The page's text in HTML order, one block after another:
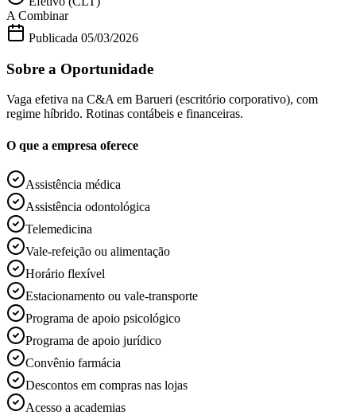
A Combinar
Publicada 05/03/2026
Sobre a Oportunidade
Vaga efetiva na C&A em Barueri (escritório corporativo), com
regime híbrido. Rotinas contábeis e financeiras.
O que a empresa oferece
Assistência médica
Assistência odontológica
Telemedicina
Vale-refeição ou alimentação
Horário flexível
Estacionamento ou vale-transporte
Programa de apoio psicológico
Programa de apoio jurídico
Convênio farmácia
Descontos em compras nas lojas
Acesso a academias